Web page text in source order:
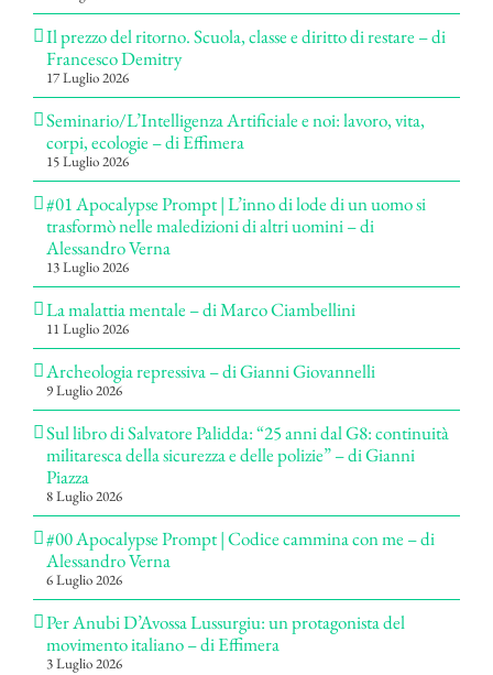
Il prezzo del ritorno. Scuola, classe e diritto di restare – di
Francesco Demitry
17 Luglio 2026
Seminario/L’Intelligenza Artificiale e noi: lavoro, vita,
corpi, ecologie – di Effimera
15 Luglio 2026
#01 Apocalypse Prompt | L’inno di lode di un uomo si
trasformò nelle maledizioni di altri uomini – di
Alessandro Verna
13 Luglio 2026
La malattia mentale – di Marco Ciambellini
11 Luglio 2026
Archeologia repressiva – di Gianni Giovannelli
9 Luglio 2026
Sul libro di Salvatore Palidda: “25 anni dal G8: continuità
militaresca della sicurezza e delle polizie” – di Gianni
Piazza
8 Luglio 2026
#00 Apocalypse Prompt | Codice cammina con me – di
Alessandro Verna
6 Luglio 2026
Per Anubi D’Avossa Lussurgiu: un protagonista del
movimento italiano – di Effimera
3 Luglio 2026